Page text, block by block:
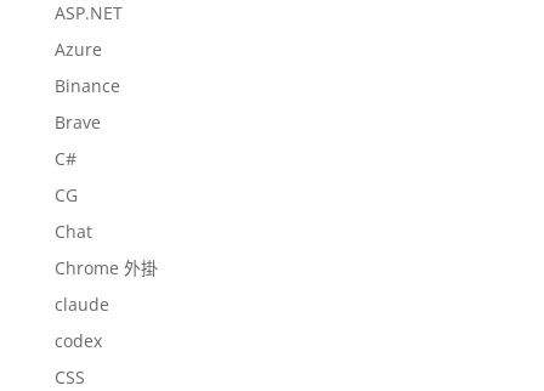
ASP.NET
Azure
Binance
Brave
C#
CG
Chat
Chrome 外掛
claude
codex
CSS